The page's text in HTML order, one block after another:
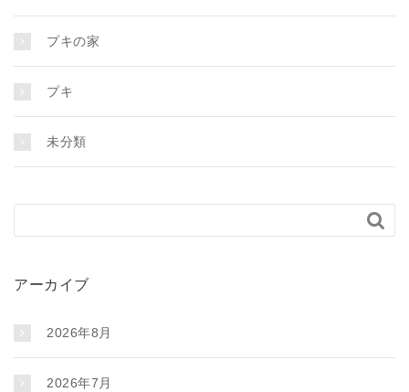
プキの家
プキ
未分類

アーカイブ
2026年8月
2026年7月